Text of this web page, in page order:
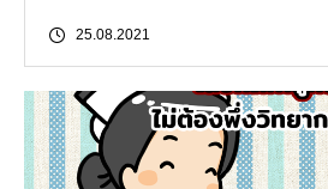
25.08.2021